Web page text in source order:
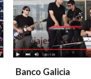
Banco Galicia